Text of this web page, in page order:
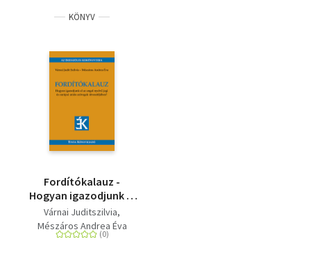
KÖNYV
Fordítókalauz -
Hogyan igazodjunk el
az angol nyelvű jogi és
európai uniós
szövegek
Várnai Juditszilvia
Mészáros Andrea Éva